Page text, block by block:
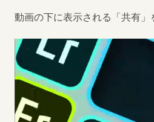
動画の下に表示される「共有」